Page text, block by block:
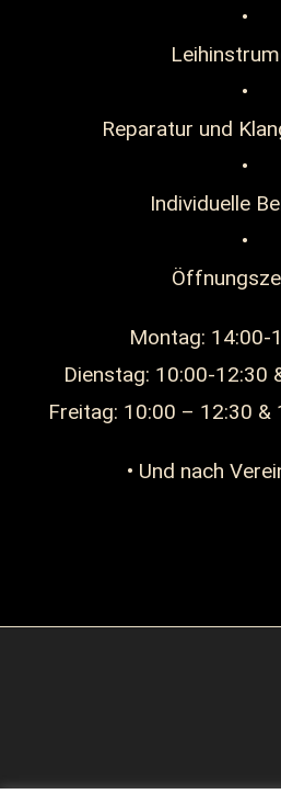
•
•
Reparatur und
•
Individuelle
•
Montag: 14:00-
Dienstag: 10:00-12:30
Freitag: 10:00 – 12:30 &
• Und nach